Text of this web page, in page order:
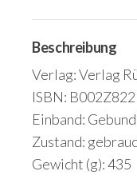
Beschreibung
Verlag: Verlag
ISBN:
Einband:
Zustand:
Gewicht (g): 435